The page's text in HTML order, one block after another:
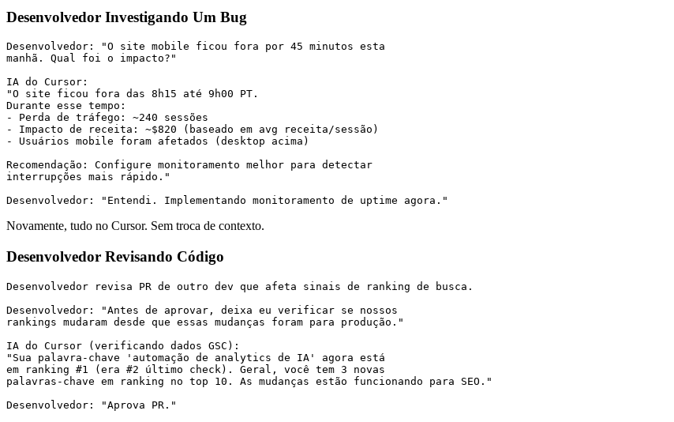
Desenvolvedor Investigando Um Bug
Desenvolvedor: "O site mobile ficou fora por 45 minutos esta
manhã. Qual foi o impacto?"
IA do Cursor:
"O site ficou fora das 8h15 até 9h00 PT.
Durante esse tempo:
- Perda de tráfego: ~240 sessões
- Impacto de receita: ~$820 (baseado em avg receita/sessão)
- Usuários mobile foram afetados (desktop acima)
Recomendação: Configure monitoramento melhor para detectar
interrupções mais rápido."
Novamente, tudo no Cursor. Sem troca de contexto.
Desenvolvedor Revisando Código
Desenvolvedor revisa PR de outro dev que afeta sinais de ranking de busca.
Desenvolvedor: "Antes de aprovar, deixa eu verificar se nossos
rankings mudaram desde que essas mudanças foram para produção."
IA do Cursor (verificando dados GSC):
"Sua palavra-chave 'automação de analytics de IA' agora está
em ranking #1 (era #2 último check). Geral, você tem 3 novas
palavras-chave em ranking no top 10. As mudanças estão funcionando para SEO."